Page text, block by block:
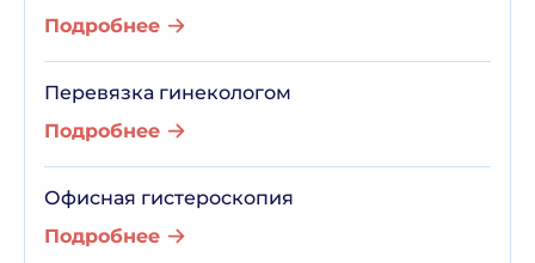
Подробнее
Перевязка гинекологом
Подробнее
Офисная гистероскопия
Подробнее